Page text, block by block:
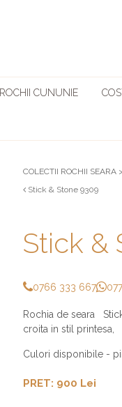
ROCHII CUNUNIE
COLECTII ROCHII SEARA >
Stick & Stone 9309
Stick &
0766 333 667
Rochia de seara
croita in stil printesa,
Culori disponibile -
PRET: 900 Lei